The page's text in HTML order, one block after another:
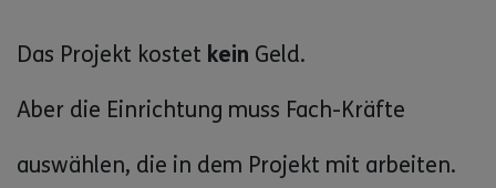
Das Projekt kostet kein Geld.
Aber die Einrichtung muss Fach-Kräfte
auswählen, die in dem Projekt mit arbeiten.